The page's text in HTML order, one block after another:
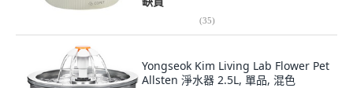
(35)
Yongseok Kim Living Lab Flower Pet
Allsten 淨水器 2.5L, 單品, 混色